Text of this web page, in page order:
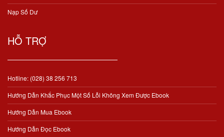
Nạp Số Dư
HỖ TRỢ
Hotline: (028) 38 256 713
Hướng Dẫn Khắc Phục Một Số Lỗi Không Xem Được Ebook
Hướng Dẫn Mua Ebook
Hướng Dẫn Đọc Ebook